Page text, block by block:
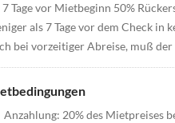
7 Tage vor Mietbeginn 50%
als 7 Tage vor dem Check in
bei vorzeitiger Abreise, muß
Anzahlung: 20% des Mietpreises